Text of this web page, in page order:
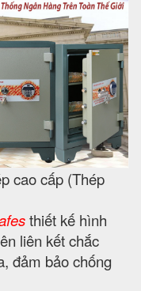
cao cấp (Thép
thiết kế hình
liên kết chắc
đảm bảo chống